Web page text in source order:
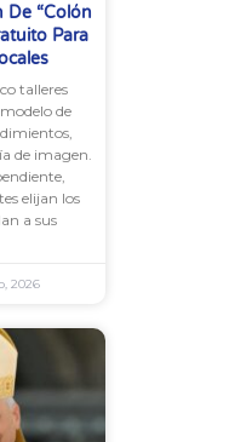
De “Colón
Para
talleres
de
de imagen.
elijan los
a sus
2026